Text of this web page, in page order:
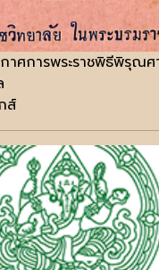
กาศการพระราชพิธีพิรุณ
ส์